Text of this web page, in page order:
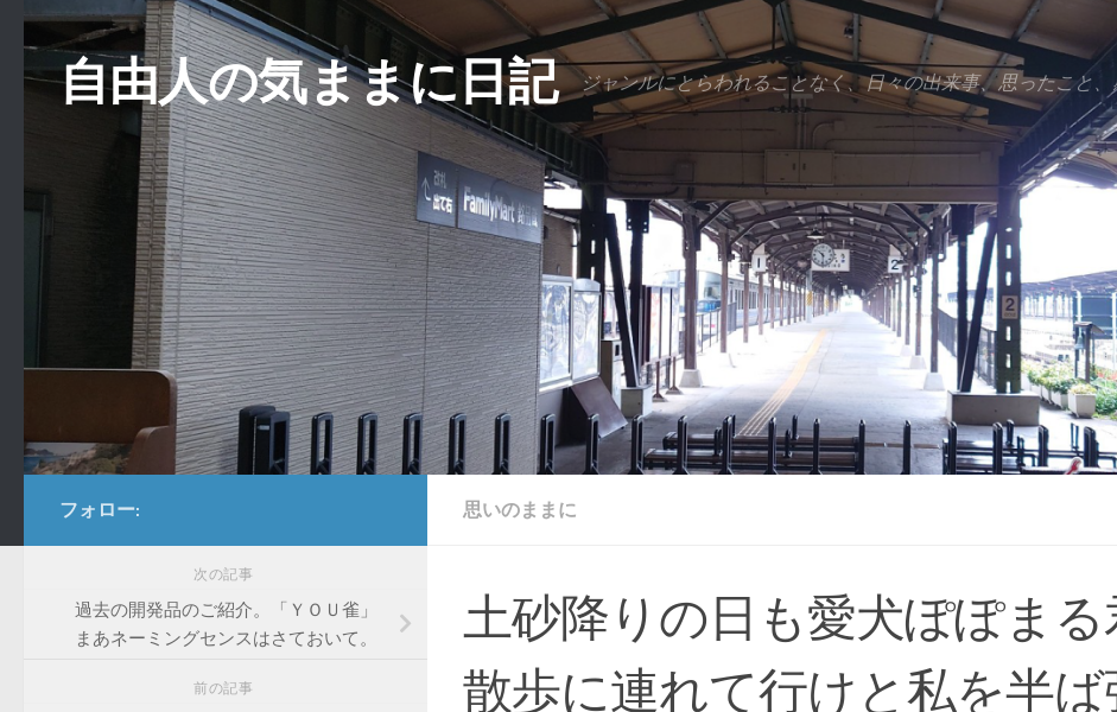
コンテンツへスキップ
自由人の気ままに日記 ジャンルにとらわれることなく、日々の出来事、思ったこと
思いのままに
土砂降りの日も愛犬ぽぽまる
散歩に連れて行けと私を半ば
フォロー:
次の記事
過去の開発品のご紹介。「ＹＯＵ雀」
まあネーミングセンスはさておいて。
前の記事